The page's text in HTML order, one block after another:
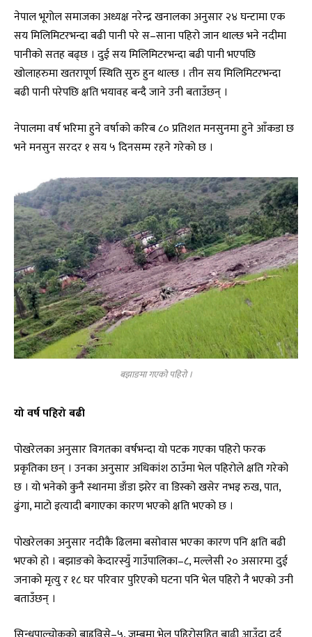
नेपाल भूगोल समाजका अध्यक्ष नरेन्द्र खनालका अनुसार २४ घन्टामा एक
सय मिलिमिटरभन्दा बढी पानी परे स–साना पहिरो जान थाल्छ भने नदीमा
पानीको सतह बढ्छ । दुई सय मिलिमिटरभन्दा बढी पानी भएपछि
खोलाहरुमा खतरापूर्ण स्थिति सुरु हुन थाल्छ । तीन सय मिलिमिटरभन्दा
बढी पानी परेपछि क्षति भयावह बन्दै जाने उनी बताउँछन् ।
नेपालमा वर्ष भरिमा हुने वर्षाको करिब ८० प्रतिशत मनसुनमा हुने आँकडा छ
भने मनसुन सरदर १ सय ५ दिनसम्म रहने गरेको छ ।
बझाङमा गएको पहिरो ।
यो वर्ष पहिरो बढी
पोखरेलका अनुसार विगतका वर्षभन्दा यो पटक गएका पहिरो फरक
प्रकृतिका छन् । उनका अनुसार अधिकांश ठाउँमा भेल पहिरोले क्षति गरेको
छ । यो भनेको कुनै स्थानमा डाँडा झरेर वा डिस्को खसेर नभइ रुख, पात,
ढुंगा, माटो इत्यादी बगाएका कारण भएको क्षति भएको छ ।
पोखरेलका अनुसार नदीकै ढिलमा बसोवास भएका कारण पनि क्षति बढी
भएको हो । बझाङको केदारस्युँ गाउँपालिका–८, मल्लेसी २० असारमा दुई
जनाको मृत्यु र १८ घर परिवार पुरिएको घटना पनि भेल पहिरो नै भएको उनी
बताउँछन् ।